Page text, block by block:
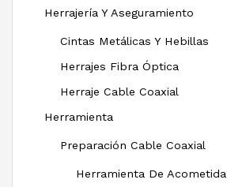
Herrajería Y Aseguramiento
Cintas Metálicas Y Hebillas
Herrajes Fibra Óptica
Herraje Cable Coaxial
Herramienta
Preparación Cable Coaxial
Herramienta De Acometida